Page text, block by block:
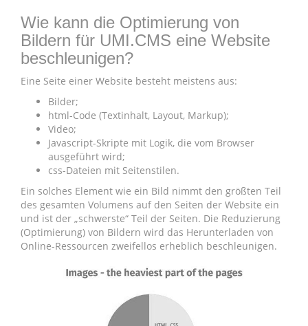
Wie kann die Optimierung von
Bildern für UMI.CMS eine Website
beschleunigen?
Eine Seite einer Website besteht meistens aus:
Bilder;
html-Code (Textinhalt, Layout, Markup);
Video;
Javascript-Skripte mit Logik, die vom Browser
ausgeführt wird;
css-Dateien mit Seitenstilen.
Ein solches Element wie ein Bild nimmt den größten Teil
des gesamten Volumens auf den Seiten der Website ein
und ist der „schwerste“ Teil der Seiten. Die Reduzierung
(Optimierung) von Bildern wird das Herunterladen von
Online-Ressourcen zweifellos erheblich beschleunigen.